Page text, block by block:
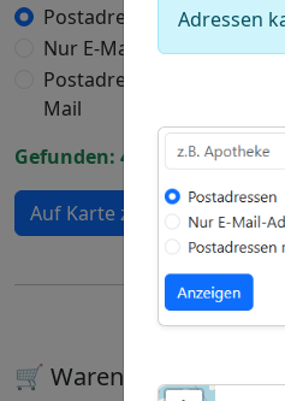
Postadressen
Nur E-Mail-Adressen
Postadressen mit E-
Mail
Gefunden: 406 Adressen
Auf Karte zeigen
🛒 Warenkorb
Adressen